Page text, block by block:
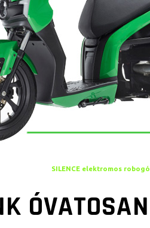
SILENCE elektromos robogó
ÓVATOSAN